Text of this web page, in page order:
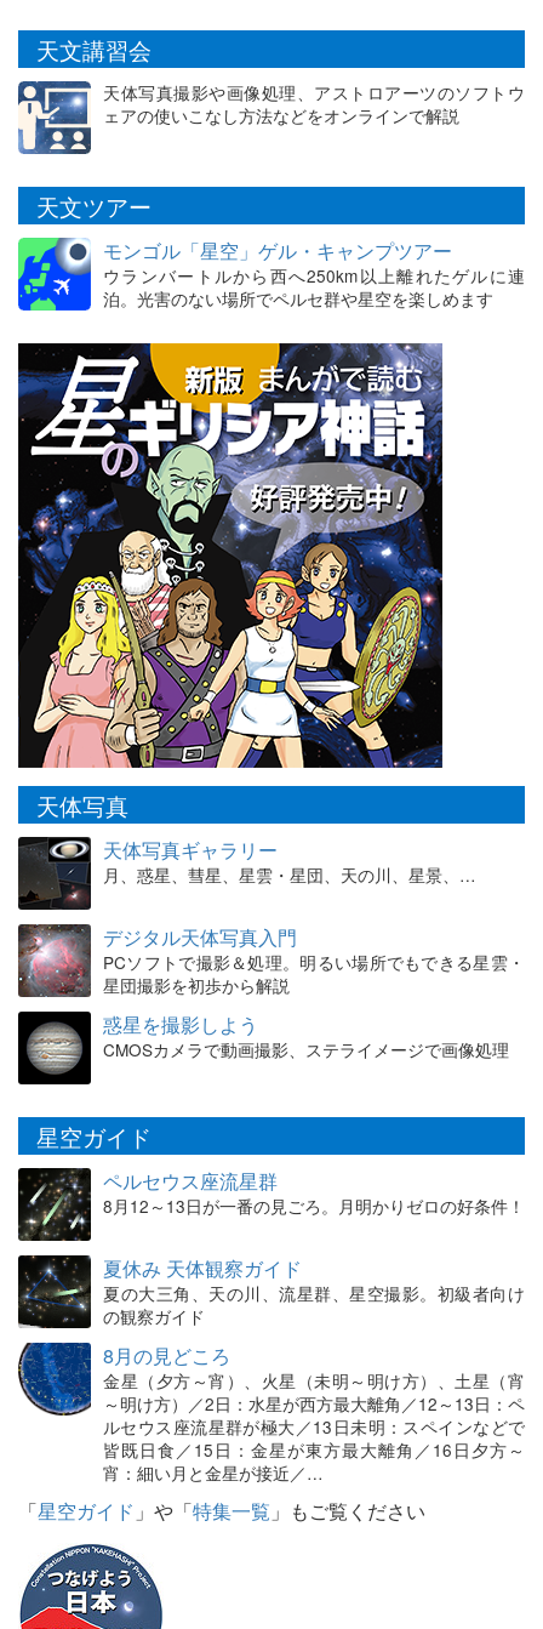
天文講習会
天体写真撮影や画像処理、アストロアーツのソフトウ
ェアの使いこなし方法などをオンラインで解説
天文ツアー
モンゴル「星空」ゲル・キャンプツアー
ウランバートルから西へ250km以上離れたゲルに連
泊。光害のない場所でペルセ群や星空を楽しめます
天体写真
天体写真ギャラリー
月、惑星、彗星、星雲・星団、天の川、星景、…
デジタル天体写真入門
PCソフトで撮影＆処理。明るい場所でもできる星雲・
星団撮影を初歩から解説
惑星を撮影しよう
CMOSカメラで動画撮影、ステライメージで画像処理
星空ガイド
ペルセウス座流星群
8月12～13日が一番の見ごろ。月明かりゼロの好条件！
夏休み 天体観察ガイド
夏の大三角、天の川、流星群、星空撮影。初級者向け
の観察ガイド
8月の見どころ
金星（夕方～宵）、火星（未明～明け方）、土星（宵
～明け方）／2日：水星が西方最大離角／12～13日：ペ
ルセウス座流星群が極大／13日未明：スペインなどで
皆既日食／15日：金星が東方最大離角／16日夕方～
宵：細い月と金星が接近／…
「星空ガイド 」や「特集一覧 」もご覧ください